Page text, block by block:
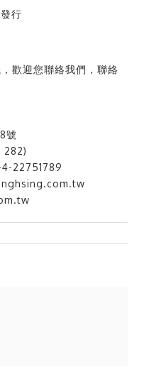
行
歡迎您聯絡我們，聯絡
號
282)
22751789